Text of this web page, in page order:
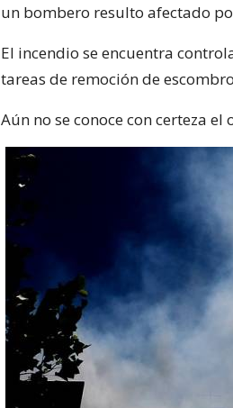
un bombero resulto afectado
El incendio se encuentra
tareas de remoción de
Aún no se conoce con certeza